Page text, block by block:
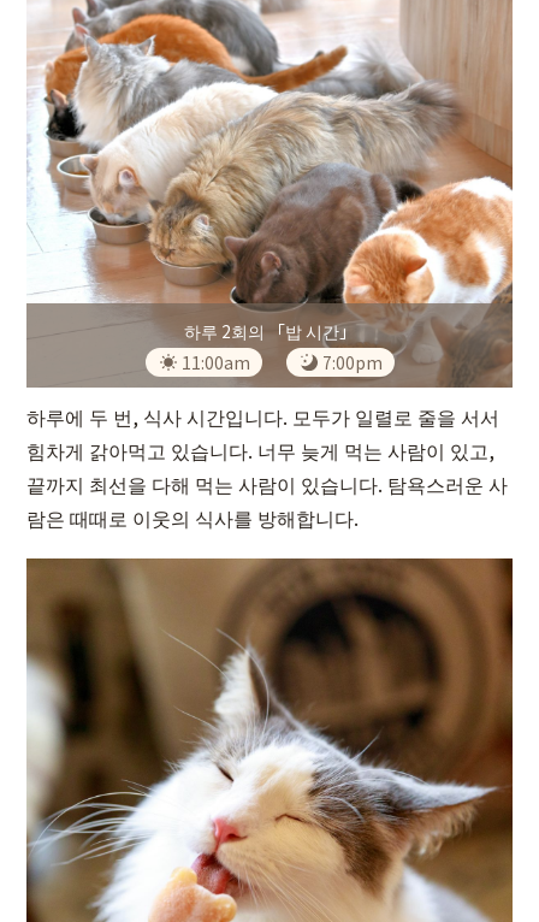
하루 2회의 「밥 시간」
11:00am
7:00pm
하루에 두 번, 식사 시간입니다. 모두가 일렬로 줄을 서서
힘차게 갉아먹고 있습니다. 너무 늦게 먹는 사람이 있고,
끝까지 최선을 다해 먹는 사람이 있습니다. 탐욕스러운 사
람은 때때로 이웃의 식사를 방해합니다.